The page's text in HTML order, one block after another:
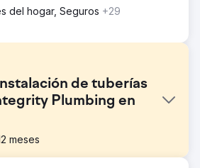
del hogar, Seguros +29
de tuberías
Plumbing en
meses